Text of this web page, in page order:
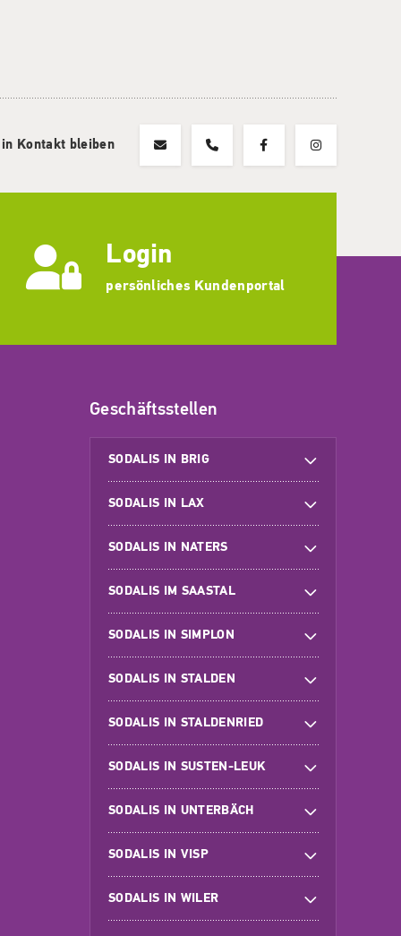
Kontakt bleiben
Login
persönliches Kundenportal
Geschäftsstellen
SODALIS IN BRIG
SODALIS IN LAX
SODALIS IN NATERS
SODALIS IM SAASTAL
SODALIS IN SIMPLON
SODALIS IN STALDEN
SODALIS IN STALDENRIED
SODALIS IN SUSTEN-LEUK
SODALIS IN UNTERBÄCH
SODALIS IN VISP
SODALIS IN WILER